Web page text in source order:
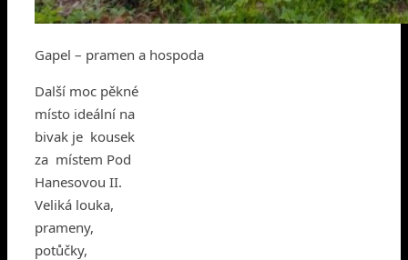
Gapel – pramen a hospoda
Další moc pěkné
místo ideální na
bivak je kousek
za místem Pod
Hanesovou II.
Veliká louka,
prameny,
potůčky,